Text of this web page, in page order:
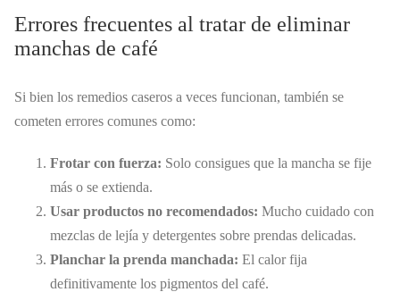
Errores frecuentes al tratar de eliminar
manchas de café
Si bien los remedios caseros a veces funcionan, también se
cometen errores comunes como:
Frotar con fuerza: Solo consigues que la mancha se fije
más o se extienda.
Usar productos no recomendados: Mucho cuidado con
mezclas de lejía y detergentes sobre prendas delicadas.
Planchar la prenda manchada: El calor fija
definitivamente los pigmentos del café.